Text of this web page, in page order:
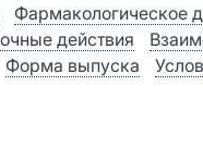
Фармакологическое
действия
Форма выпуска